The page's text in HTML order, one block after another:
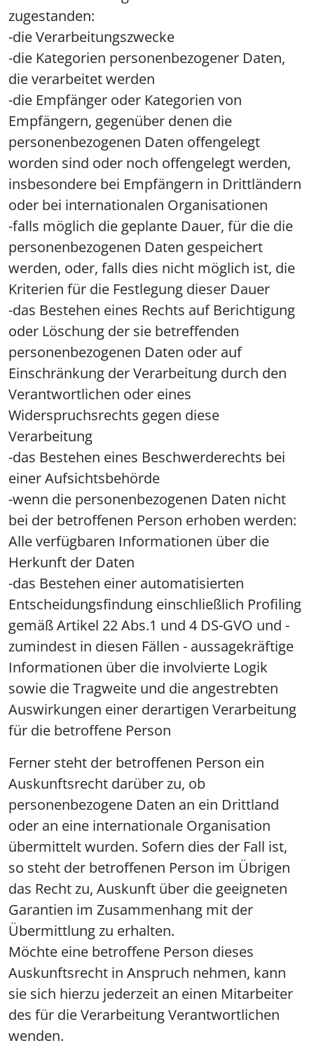
zugestanden:
-die Verarbeitungszwecke
-die Kategorien personenbezogener Daten,
die verarbeitet werden
-die Empfänger oder Kategorien von
Empfängern, gegenüber denen die
personenbezogenen Daten offengelegt
worden sind oder noch offengelegt werden,
insbesondere bei Empfängern in Drittländern
oder bei internationalen Organisationen
-falls möglich die geplante Dauer, für die die
personenbezogenen Daten gespeichert
werden, oder, falls dies nicht möglich ist, die
Kriterien für die Festlegung dieser Dauer
-das Bestehen eines Rechts auf Berichtigung
oder Löschung der sie betreffenden
personenbezogenen Daten oder auf
Einschränkung der Verarbeitung durch den
Verantwortlichen oder eines
Widerspruchsrechts gegen diese
Verarbeitung
-das Bestehen eines Beschwerderechts bei
einer Aufsichtsbehörde
-wenn die personenbezogenen Daten nicht
bei der betroffenen Person erhoben werden:
Alle verfügbaren Informationen über die
Herkunft der Daten
-das Bestehen einer automatisierten
Entscheidungsfindung einschließlich Profiling
gemäß Artikel 22 Abs.1 und 4 DS-GVO und -
zumindest in diesen Fällen - aussagekräftige
Informationen über die involvierte Logik
sowie die Tragweite und die angestrebten
Auswirkungen einer derartigen Verarbeitung
für die betroffene Person
Ferner steht der betroffenen Person ein
Auskunftsrecht darüber zu, ob
personenbezogene Daten an ein Drittland
oder an eine internationale Organisation
übermittelt wurden. Sofern dies der Fall ist,
so steht der betroffenen Person im Übrigen
das Recht zu, Auskunft über die geeigneten
Garantien im Zusammenhang mit der
Übermittlung zu erhalten.
Möchte eine betroffene Person dieses
Auskunftsrecht in Anspruch nehmen, kann
sie sich hierzu jederzeit an einen Mitarbeiter
des für die Verarbeitung Verantwortlichen
wenden.